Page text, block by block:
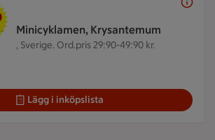
Minicyklamen, Krysantemum
, Sverige. Ord.pris 29:90-49:90 kr.
Lägg i inköpslista